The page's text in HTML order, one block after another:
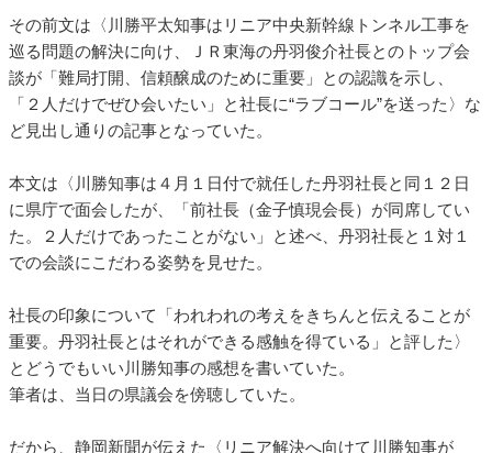
その前文は〈川勝平太知事はリニア中央新幹線トンネル工事を
巡る問題の解決に向け、ＪＲ東海の丹羽俊介社長とのトップ会
談が「難局打開、信頼醸成のために重要」との認識を示し、
「２人だけでぜひ会いたい」と社長に“ラブコール”を送った〉な
ど見出し通りの記事となっていた。
本文は〈川勝知事は４月１日付で就任した丹羽社長と同１２日
に県庁で面会したが、「前社長（金子慎現会長）が同席してい
た。２人だけであったことがない」と述べ、丹羽社長と１対１
での会談にこだわる姿勢を見せた。
社長の印象について「われわれの考えをきちんと伝えることが
重要。丹羽社長とはそれができる感触を得ている」と評した〉
とどうでもいい川勝知事の感想を書いていた。
筆者は、当日の県議会を傍聴していた。
だから、静岡新聞が伝えた〈リニア解決へ向けて川勝知事が